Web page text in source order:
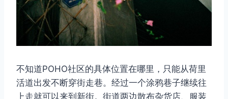
不知道POHO社区的具体位置在哪里，只能从荷里
活道出发不断穿街走巷。经过一个涂鸦巷子继续往
上走就可以来到新街。街道两边散布杂货店、服装